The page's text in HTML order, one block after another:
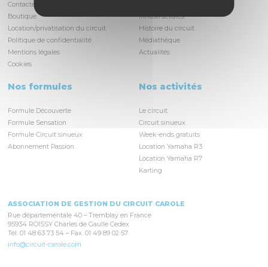
Contactez-nous
Boutique
Location/privatisation du circuit
Politique de confidentialité
Mentions légales
Cookies
Infrastructures
Histoire du circuit
Médiathèque
Actualités
Nos formules
Formule Découverte
Formule Sensation
Formule Circuit sinueux
Abonnement Passion
Nos activités
Le circuit
Circuit sinueux
Week-ends gratuits
Location Yamaha R3
Location Yamaha R7
Karting
ASSOCIATION DE GESTION DU CIRCUIT CAROLE
Rue départementale 40 – Tremblay en France
95934 ROISSY Charles de Gaulle Cedex
Tél. 01 48 63 73 54 – Fax. 01 49 89 02 57
info@circuit-carole.com